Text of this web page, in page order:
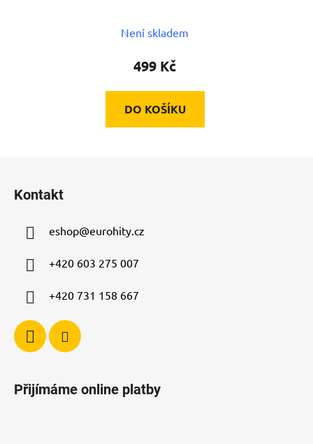
Není skladem
499 Kč
DO KOŠÍKU
Kontakt
eshop@eurohity.cz
+420 603 275 007
+420 731 158 667
Přijímáme online platby